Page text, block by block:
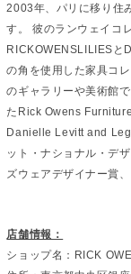
2003年、パリに移り住
す。 彼のランウェイコ
RICKOWENSLILIESと
の角を使用した家具コ
のギャラリーや美術館
たRick Owens
Danielle Levitt and
ット・ナショナル・デザ
ズウェアデザイナー賞、
店舗情報：
ショップ名：RICK